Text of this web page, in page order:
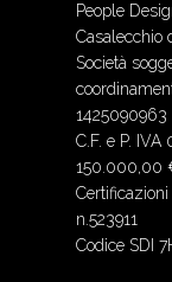
People
Casalecchio
Società
1425090963
C.F. e P.
150.000,00
Certificazioni
n.523911
Codice SDI